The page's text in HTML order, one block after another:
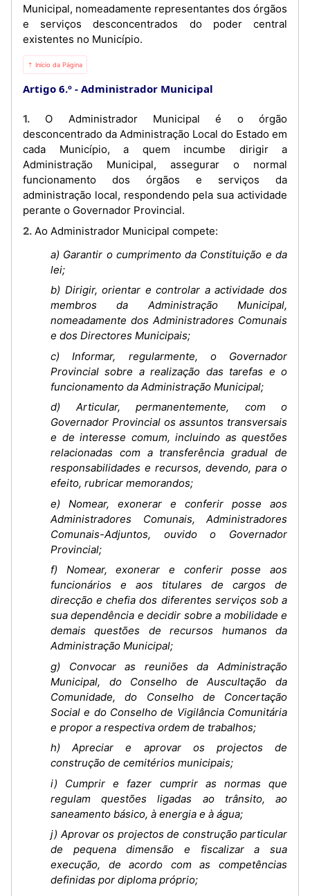
Municipal, nomeadamente representantes dos órgãos
e serviços desconcentrados do poder central
existentes no Município.
⇡ Início da Página
Artigo 6.º Administrador Municipal
1. O Administrador Municipal é o órgão
desconcentrado da Administração Local do Estado em
cada Município, a quem incumbe dirigir a
Administração Municipal, assegurar o normal
funcionamento dos órgãos e serviços da
administração local, respondendo pela sua actividade
perante o Governador Provincial.
2. Ao Administrador Municipal compete:
a) Garantir o cumprimento da Constituição e da
lei;
b) Dirigir, orientar e controlar a actividade dos
membros da Administração Municipal,
nomeadamente dos Administradores Comunais
e dos Directores Municipais;
c) Informar, regularmente, o Governador
Provincial sobre a realização das tarefas e o
funcionamento da Administração Municipal;
d) Articular, permanentemente, com o
Governador Provincial os assuntos transversais
e de interesse comum, incluindo as questões
relacionadas com a transferência gradual de
responsabilidades e recursos, devendo, para o
efeito, rubricar memorandos;
e) Nomear, exonerar e conferir posse aos
Administradores Comunais, Administradores
Comunais-Adjuntos, ouvido o Governador
Provincial;
f) Nomear, exonerar e conferir posse aos
funcionários e aos titulares de cargos de
direcção e chefia dos diferentes serviços sob a
sua dependência e decidir sobre a mobilidade e
demais questões de recursos humanos da
Administração Municipal;
g) Convocar as reuniões da Administração
Municipal, do Conselho de Auscultação da
Comunidade, do Conselho de Concertação
Social e do Conselho de Vigilância Comunitária
e propor a respectiva ordem de trabalhos;
h) Apreciar e aprovar os projectos de
construção de cemitérios municipais;
i) Cumprir e fazer cumprir as normas que
regulam questões ligadas ao trânsito, ao
saneamento básico, à energia e à água;
j) Aprovar os projectos de construção particular
de pequena dimensão e fiscalizar a sua
execução, de acordo com as competências
definidas por diploma próprio;